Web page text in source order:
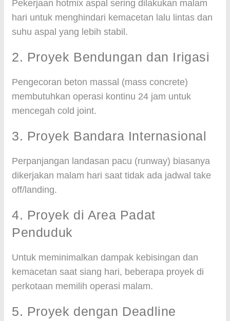
Pekerjaan hotmix aspal sering dilakukan malam
hari untuk menghindari kemacetan lalu lintas dan
suhu aspal yang lebih stabil.
2. Proyek Bendungan dan Irigasi
Pengecoran beton massal (mass concrete)
membutuhkan operasi kontinu 24 jam untuk
mencegah cold joint.
3. Proyek Bandara Internasional
Perpanjangan landasan pacu (runway) biasanya
dikerjakan malam hari saat tidak ada jadwal take
off/landing.
4. Proyek di Area Padat
Penduduk
Untuk meminimalkan dampak kebisingan dan
kemacetan saat siang hari, beberapa proyek di
perkotaan memilih operasi malam.
5. Proyek dengan Deadline